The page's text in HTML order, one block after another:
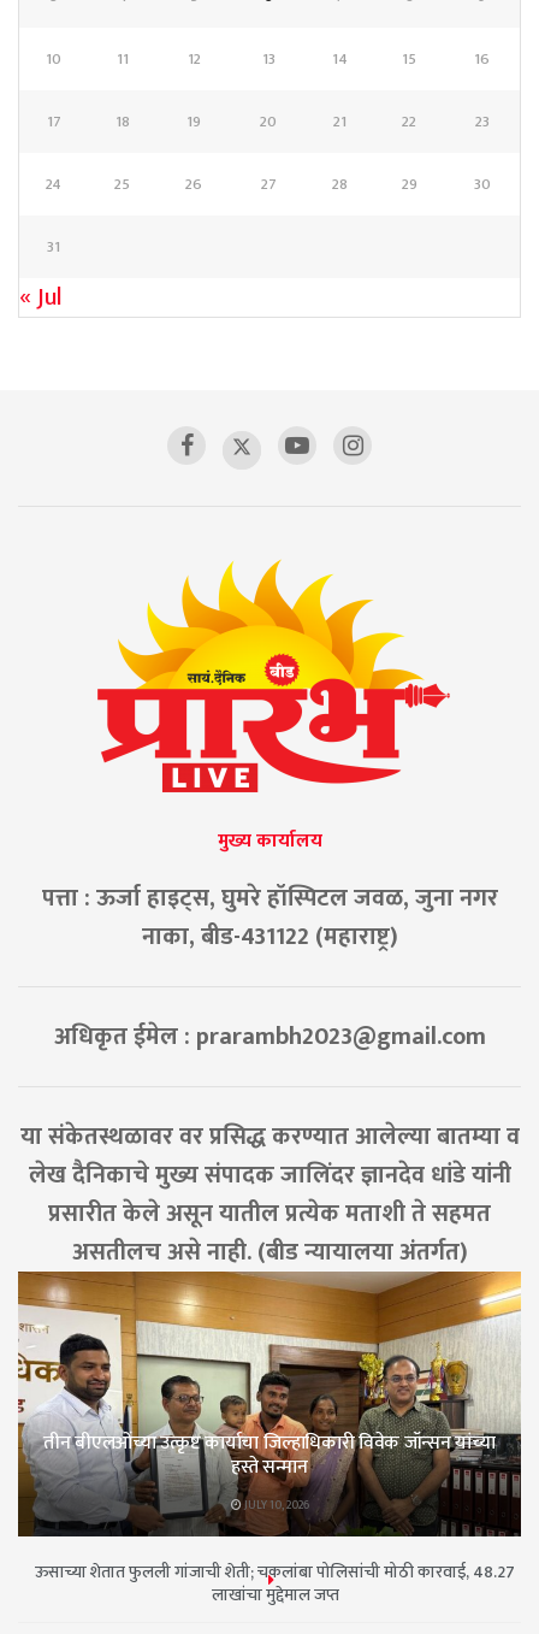
10 11 12 13 14 15 16
17 18 19 20 21 22 23
24 25 26 27 28 29 30
31
« Jul
मुख्य कार्यालय
पत्ता : ऊर्जा हाइट्स, घुमरे हॉस्पिटल जवळ, जुना नगर
नाका, बीड-431122 (महाराष्ट्र)
अधिकृत ईमेल : prarambh2023@gmail.com
या संकेतस्थळावर वर प्रसिद्ध करण्यात आलेल्या बातम्या व
लेख दैनिकाचे मुख्य संपादक जालिंदर ज्ञानदेव धांडे यांनी
प्रसारीत केले असून यातील प्रत्येक मताशी ते सहमत
असतीलच असे नाही. (बीड न्यायालया अंतर्गत)
तीन बीएलओंच्या उत्कृष्ट कार्याचा जिल्हाधिकारी विवेक जॉन्सन यांच्या
हस्ते सन्मान
JULY 10, 2026
ऊसाच्या शेतात फुलली गांजाची शेती; चकलांबा पोलिसांची मोठी कारवाई, 48.27
लाखांचा मुद्देमाल जप्त